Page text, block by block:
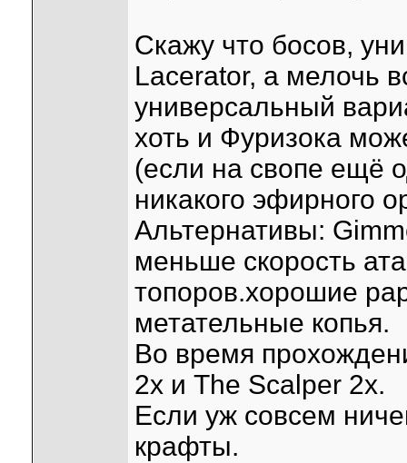
Скажу что босов,
Lacerator, а мелочь
универсальный
хоть и Фуризока
(если на свопе ещё
никакого эфирного
Альтернативы:
меньше скорость
топоров.хорошие
метательные копья.
Во время
2x и The Scalper 2x.
Если уж совсем
крафты.